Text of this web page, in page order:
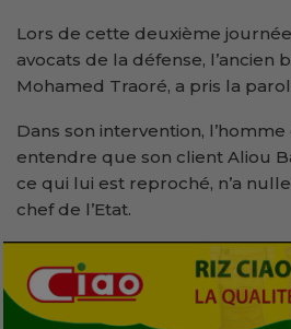
Lors de cette deuxième
avocats de la défense, l’ancien
Mohamed Traoré, a pris la
Dans son intervention,
entendre que son client Aliou
ce qui lui est reproché, n’a
chef de l’Etat.